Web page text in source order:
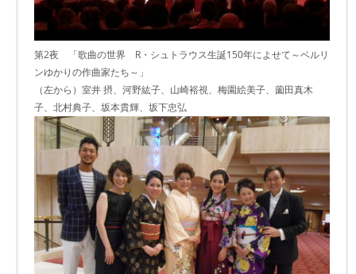
第2夜 「歌曲の世界 R・シュトラウス生誕150年によせて～ベルリ
ンゆかりの作曲家たち～」
（左から）室井 摂、河野紘子、山崎裕視、梅園絵美子、薗田真木
子、北村典子、坂本貴輝、坂下忠弘